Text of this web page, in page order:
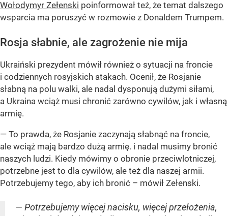
Wołodymyr Zełenski poinformował też, że temat dalszego
wsparcia ma poruszyć w rozmowie z Donaldem Trumpem.
Rosja słabnie, ale zagrożenie nie mija
Ukraiński prezydent mówił również o sytuacji na froncie
i codziennych rosyjskich atakach. Ocenił, że Rosjanie
słabną na polu walki, ale nadal dysponują dużymi siłami,
a Ukraina wciąż musi chronić zarówno cywilów, jak i własną
armię.
— To prawda, że Rosjanie zaczynają słabnąć na froncie,
ale wciąż mają bardzo dużą armię. i nadal musimy bronić
naszych ludzi. Kiedy mówimy o obronie przeciwlotniczej,
potrzebne jest to dla cywilów, ale też dla naszej armii.
Potrzebujemy tego, aby ich bronić – mówił Zełenski.
— Potrzebujemy więcej nacisku, więcej przełożenia,